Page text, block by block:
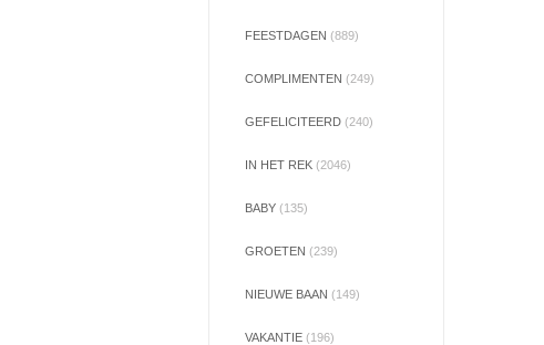
FEESTDAGEN (889)
COMPLIMENTEN (249)
GEFELICITEERD (240)
IN HET REK (2046)
BABY (135)
GROETEN (239)
NIEUWE BAAN (149)
VAKANTIE (196)